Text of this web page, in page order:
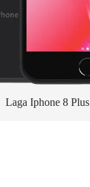
Laga Iphone 8 Plus